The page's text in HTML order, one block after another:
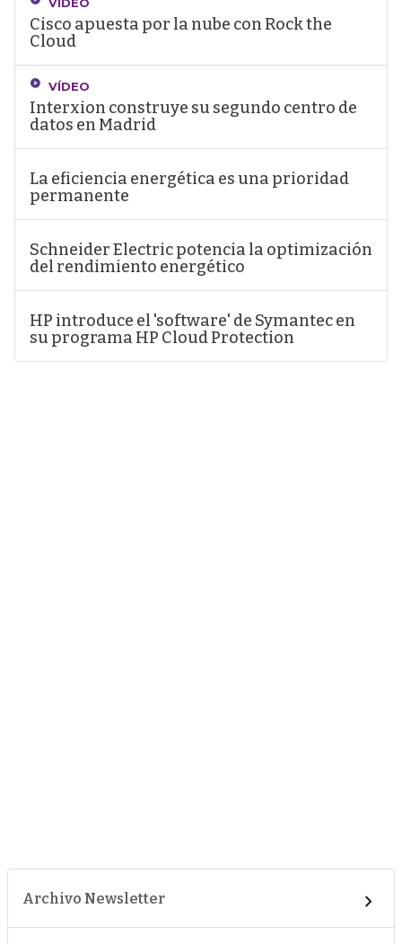
Cisco apuesta por la nube con Rock the
Cloud
VÍDEO
Interxion construye su segundo centro de
datos en Madrid
La eficiencia energética es una prioridad
permanente
Schneider Electric potencia la optimización
del rendimiento energético
HP introduce el 'software' de Symantec en
su programa HP Cloud Protection
Archivo Newsletter